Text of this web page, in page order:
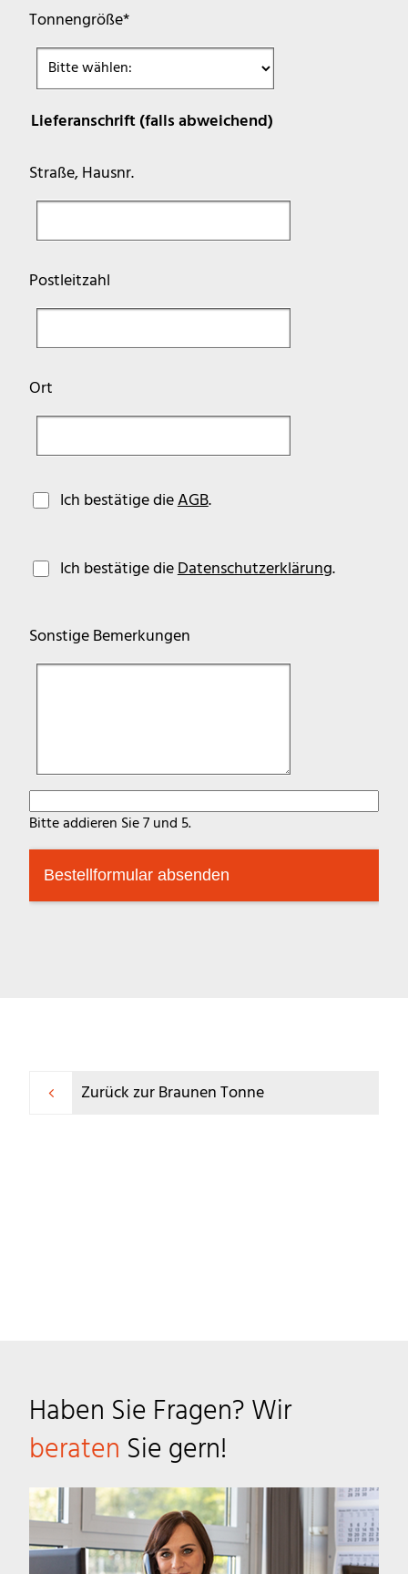
Pflichtfeld
Tonnengröße*
Lieferanschrift (falls abweichend)
Straße, Hausnr.
Postleitzahl
Ort
Ich bestätige dieAGB.
Ich bestätige dieDatenschutzerklärung.
Sonstige Bemerkungen
Bitte addieren Sie 7 und 5.
Bestellformular absenden
Zurück zur Braunen Tonne
Haben Sie Fragen? Wir
beraten Sie gern!